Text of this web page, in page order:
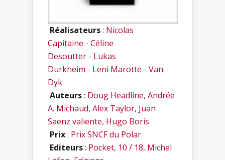
Réalisateurs: Nicolas
Capitaine - Céline
Desoutter - Lukas
Durkheim - Leni Marotte - Van
Dyk
Auteurs: Doug Headline, Andrée
A. Michaud, Alex Taylor, Juan
Saenz valiente, Hugo Boris
Prix: Prix SNCF du Polar
Editeurs: Pocket, 10 / 18, Michel